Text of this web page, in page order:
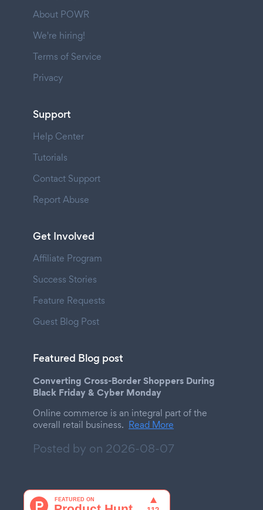
About POWR
We're hiring!
Terms of Service
Privacy
Support
Help Center
Tutorials
Contact Support
Report Abuse
Get Involved
Affiliate Program
Success Stories
Feature Requests
Guest Blog Post
Featured Blog post
Converting Cross-Border Shoppers During
Black Friday & Cyber Monday
Online commerce is an integral part of the
overall retail business. Read More
Posted by on 2026-08-07